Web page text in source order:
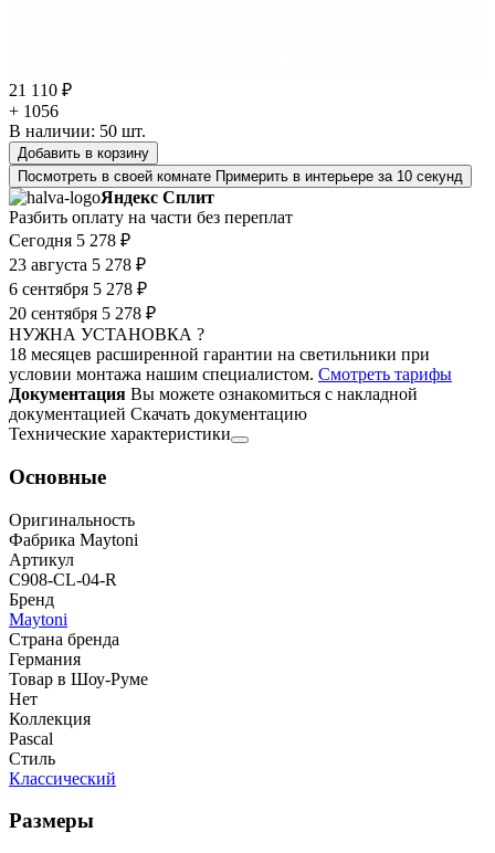
21 110 ₽
+ 1056
В наличии: 50 шт.
Добавить в корзину
Посмотреть в своей комнате Примерить в интерьере за 10 секунд
Яндекс Сплит
Разбить оплату на части без переплат
Сегодня 5 278 ₽
23 августа 5 278 ₽
6 сентября 5 278 ₽
20 сентября 5 278 ₽
НУЖНА УСТАНОВКА ?
18 месяцев расширенной гарантии на светильники при
условии монтажа нашим специалистом. Смотреть тарифы
Документация Вы можете ознакомиться с накладной
документацией Скачать документацию
Технические характеристики
Основные
Оригинальность
Фабрика Maytoni
Артикул
C908-CL-04-R
Бренд
Maytoni
Страна бренда
Германия
Товар в Шоу-Руме
Нет
Коллекция
Pascal
Стиль
Классический
Размеры